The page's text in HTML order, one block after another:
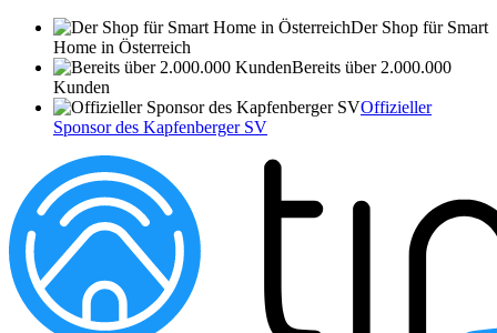
Der Shop für Smart
Home in Österreich
Bereits über 2.000.000
Kunden
Offizieller
Sponsor des Kapfenberger SV